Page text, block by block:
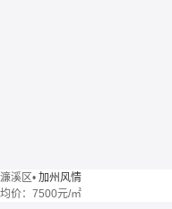
濂溪区• 加州风情
均价： 7500元/㎡